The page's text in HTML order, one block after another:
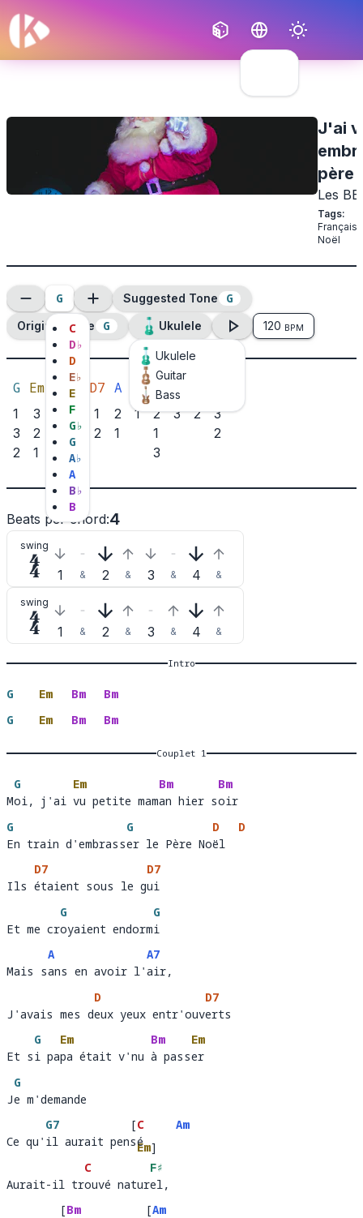
J'ai
père
Les BB
Tags:
Français
Noël
G
C
D♭
D
E♭
E
F
G♭
G
A♭
A
B♭
B
Suggested Tone G
Original Tone G Ukulele
Ukulele
Guitar
Bass
120 BPM
G
1
3
2
Em
3
2
1
Bm
3
D
1
2
3
D7
1
2
A
2
1
A7
1
G7
2
1
3
3 2
3
2
Beats per chord:4
swing
 1 & 2 & 3 & 4 &
swing
 1 & 2 & 3 & 4 &
Intro
G Em Bm
Bm
G
Em Bm Bm
Couplet 1
M
G
oi, j'ai
Em
vu petite mam
Bm
an hier s
Bm
oi
Moi, j'ai vu petite maman hier soir
G
En train d'embrass
G
er le Père No
D
ël
D
En train d'embrasser le Père Noël
Ils
D7
étaient sous le g
D7
ui
Ils étaient sous le gui
Et me cr
G
oyaient endorm
G
i
Et me croyaient endormi
Mais s
A
ans en avoir l'
A7
air,
Mais sans en avoir l'air,
J'avais mes d
D
eux yeux entr'ouv
D7
er
J'avais mes deux yeux entr'ouverts
Et s
G
i pa
Em
pa était v'nu
Bm
à pass
Em
er
Et si papa était v'nu à passer
J
G
e m'demande
Je m'demande
Ce qu'
G7
il aurait pen
[C
é
Em]
Am
Ce qu'il aurait pensé
Aurait-il tr
C
ouvé natur
F♯
el,
Aurait-il trouvé naturel,
[Bm
[Am